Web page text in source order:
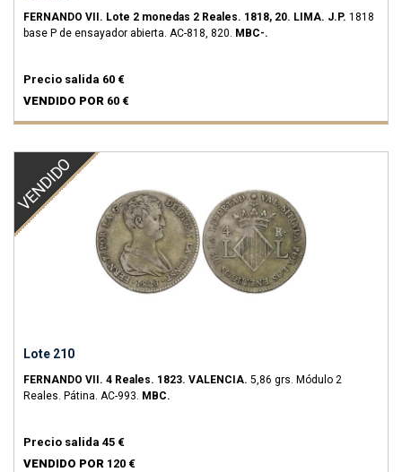
FERNANDO VII. Lote 2 monedas 2 Reales. 1818, 20. LIMA. J.P. 1818
base P de ensayador abierta. AC-818, 820. MBC-.
Precio salida 60 €
VENDIDO POR 60 €
VENDIDO
Lote 210
FERNANDO VII. 4 Reales. 1823. VALENCIA. 5,86 grs. Módulo 2
Reales. Pátina. AC-993. MBC.
Precio salida 45 €
VENDIDO POR 120 €